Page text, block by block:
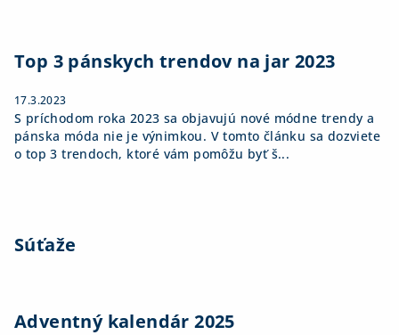
Top 3 pánskych trendov na jar 2023
17.3.2023
S príchodom roka 2023 sa objavujú nové módne trendy a
pánska móda nie je výnimkou. V tomto článku sa dozviete
o top 3 trendoch, ktoré vám pomôžu byť š...
Súťaže
Adventný kalendár 2025